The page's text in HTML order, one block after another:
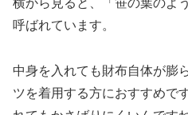
呼ばれています。
中身を入れても財布自体が膨
ツを着用する方におすすめで